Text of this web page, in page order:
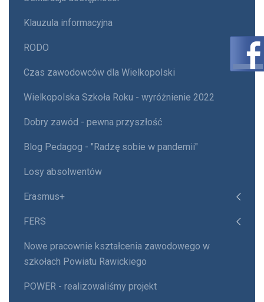
Klauzula informacyjna
RODO
Czas zawodowców dla Wielkopolski
Wielkopolska Szkoła Roku - wyróżnienie 2022
Dobry zawód - pewna przyszłość
Blog Pedagog - "Radzę sobie w pandemii"
Losy absolwentów
Erasmus+
FERS
Nowe pracownie kształcenia zawodowego w
szkołach Powiatu Rawickiego
POWER - realizowaliśmy projekt